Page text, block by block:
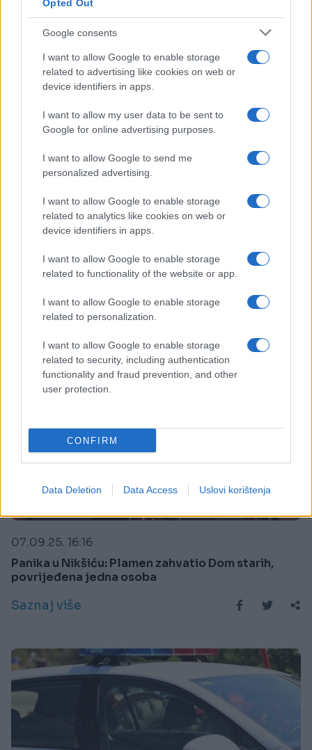
Opted Out
Google consents
I want to allow Google to enable storage
related to advertising like cookies on web or
device identifiers in apps.
I want to allow my user data to be sent to
Google for online advertising purposes.
I want to allow Google to send me
personalized advertising.
I want to allow Google to enable storage
related to analytics like cookies on web or
device identifiers in apps.
I want to allow Google to enable storage
related to functionality of the website or app.
I want to allow Google to enable storage
related to personalization.
I want to allow Google to enable storage
related to security, including authentication
functionality and fraud prevention, and other
user protection.
CONFIRM
Data Deletion Data Access Uslovi korištenja
07.09.25. 16:45
Brajićima, ranjena 24-godišnjakinja
07.09.25. 16:16
Panika u Nikšiću: Plamen zahvatio Dom starih,
povrijeđena jedna osoba
Saznaj više